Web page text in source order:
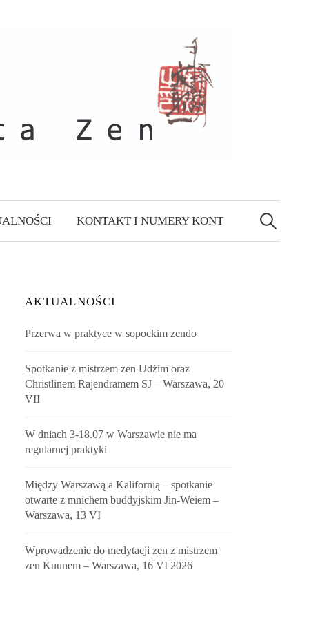
KONTAKT I NUMERY KONT
Szukaj:
AKTUALNOŚCI
Przerwa w praktyce w sopockim zendo
Spotkanie z mistrzem zen Udżim oraz
Christlinem Rajendramem SJ – Warszawa, 20
VII
W dniach 3-18.07 w Warszawie nie ma
regularnej praktyki
Między Warszawą a Kalifornią – spotkanie
otwarte z mnichem buddyjskim Jin-Weiem –
Warszawa, 13 VI
Wprowadzenie do medytacji zen z mistrzem
zen Kuunem – Warszawa, 16 VI 2026